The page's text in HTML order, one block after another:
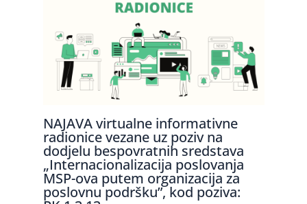
NAJAVA virtualne informativne
radionice vezane uz poziv na
dodjelu bespovratnih sredstava
„Internacionalizacija poslovanja
MSP-ova putem organizacija za
poslovnu podršku”, kod poziva: